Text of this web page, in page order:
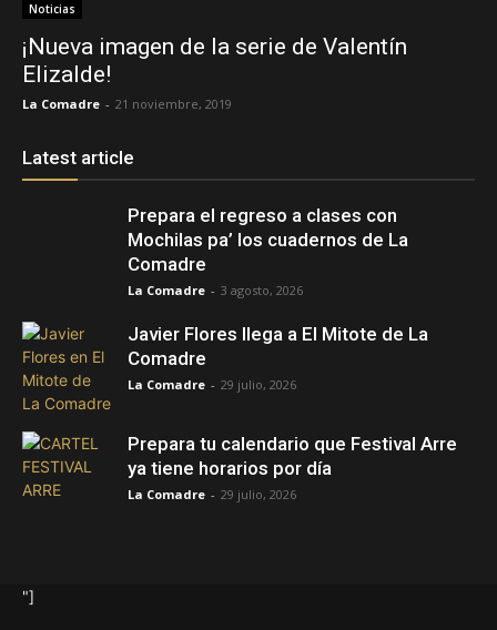
Noticias
¡Nueva imagen de la serie de Valentín
Elizalde!
La Comadre - 21 noviembre, 2019
Latest article
Prepara el regreso a clases con
Mochilas pa’ los cuadernos de La
Comadre
La Comadre - 3 agosto, 2026
Javier Flores llega a El Mitote de La
Comadre
La Comadre - 29 julio, 2026
Prepara tu calendario que Festival Arre
ya tiene horarios por día
La Comadre - 29 julio, 2026
"]